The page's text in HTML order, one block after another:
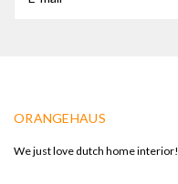
ORANGEHAUS
We just love dutch home interior!